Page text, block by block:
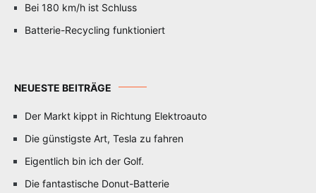
Bei 180 km/h ist Schluss
Batterie-Recycling funktioniert
NEUESTE BEITRÄGE
Der Markt kippt in Richtung Elektroauto
Die günstigste Art, Tesla zu fahren
Eigentlich bin ich der Golf.
Die fantastische Donut-Batterie